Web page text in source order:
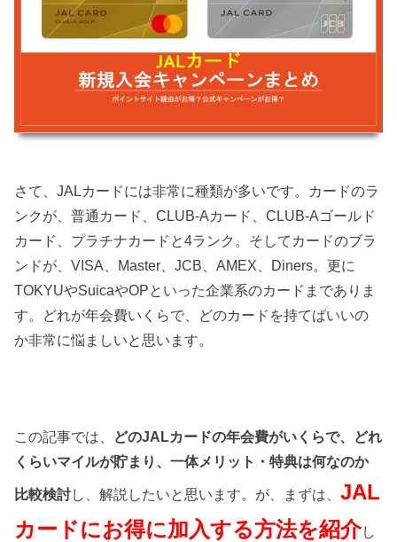
さて、JALカードには非常に種類が多いです。カードのラ
ンクが、普通カード、CLUB-Aカード、CLUB-Aゴールド
カード、プラチナカードと4ランク。そしてカードのブラ
ンドが、VISA、Master、JCB、AMEX、Diners。更に
TOKYUやSuicaやOPといった企業系のカードまでありま
す。どれが年会費いくらで、どのカードを持てばいいの
か非常に悩ましいと思います。
この記事では、 どのJALカードの年会費がいくらで、どれ
くらいマイルが貯まり、一体メリット・特典は何なのか
比較検討し、解説したいと思います。が、まずは、JAL
カードにお得に加入する方法を紹介し